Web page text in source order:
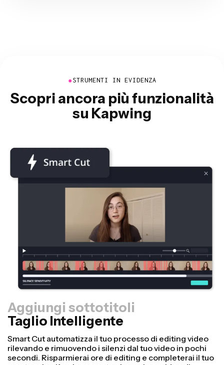
●STRUMENTI IN EVIDENZA
Scopri ancora più funzionalità
su Kapwing
Aggiungi sottotitoli
Taglio Intelligente
Ridimensionatore